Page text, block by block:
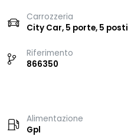
Carrozzeria
City Car, 5 porte, 5 posti
Riferimento
866350
Alimentazione
Gpl